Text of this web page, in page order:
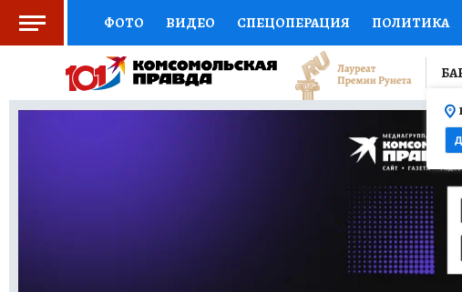
ФОТО ВИДЕО СПЕЦОПЕРАЦИЯ ПОЛИТИКА
СОЦПОДДЕРЖКА НАУКА СПОРТ
ВЫБОР ЭКСПЕРТОВ ДОКТОР ФИНАНСЫ
ПРОГНОЗЫ НА СПОРТ
ТЕЛЕВИЗОР
НОВОЕ НА САЙТЕ